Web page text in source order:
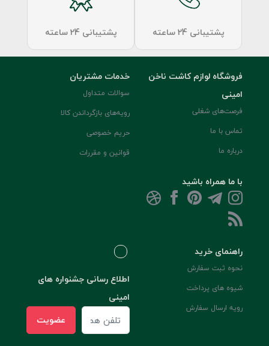
پشتیبانی 24 ساعته پشتیبانی 24 ساعته
فروشگاه لوازم کاشت ناخن
امینی
فرصت‌های شغلی
تماس با ما
درباره ما
با ما همراه باشید
خدمات مشتریان
سوالات متداول
رویه‌های بازگرداندن کالا
حریم خصوصی
قوانین و مقررات
راهنمای خرید
نحوه ثبت سفارش
شیوه های پرداخت
رویه ارسال سفارش
اطلاع رسانی جشنواره های
امینی
عضویت